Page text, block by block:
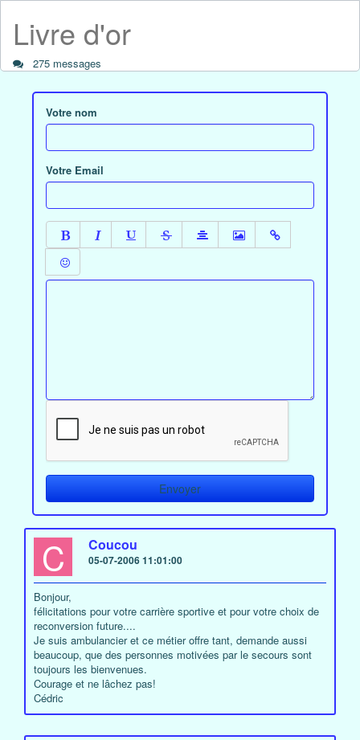
Livre d'or
275 messages
Votre nom
Votre Email
C Coucou
05-07-2006 11:01:00
Bonjour,
félicitations pour votre carrière sportive et pour votre choix de
reconversion future....
Je suis ambulancier et ce métier offre tant, demande aussi
beaucoup, que des personnes motivées par le secours sont
toujours les bienvenues.
Courage et ne lâchez pas!
Cédric